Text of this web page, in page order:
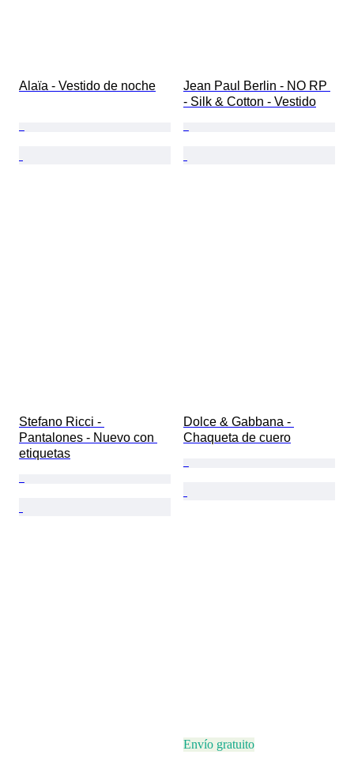
Alaïa - Vestido de noche
Jean Paul Berlin - NO RP
- Silk & Cotton - Vestido
Stefano Ricci -
Pantalones - Nuevo con
etiquetas
Dolce & Gabbana -
Chaqueta de cuero
Envío gratuito